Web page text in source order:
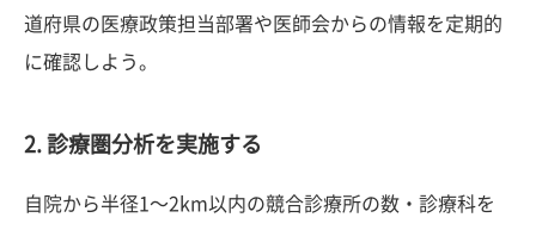
道府県の医療政策担当部署や医師会からの情報を定期的
に確認しよう。
2. 診療圏分析を実施する
自院から半径1〜2km以内の競合診療所の数・診療科を